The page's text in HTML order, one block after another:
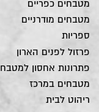
מטבחים כפריים
מטבחים מודרניים
ספריות
פרזול לפנים הארון
פתרונות אחסון למטבח
מטבחים במרכז
ריהוט לבית